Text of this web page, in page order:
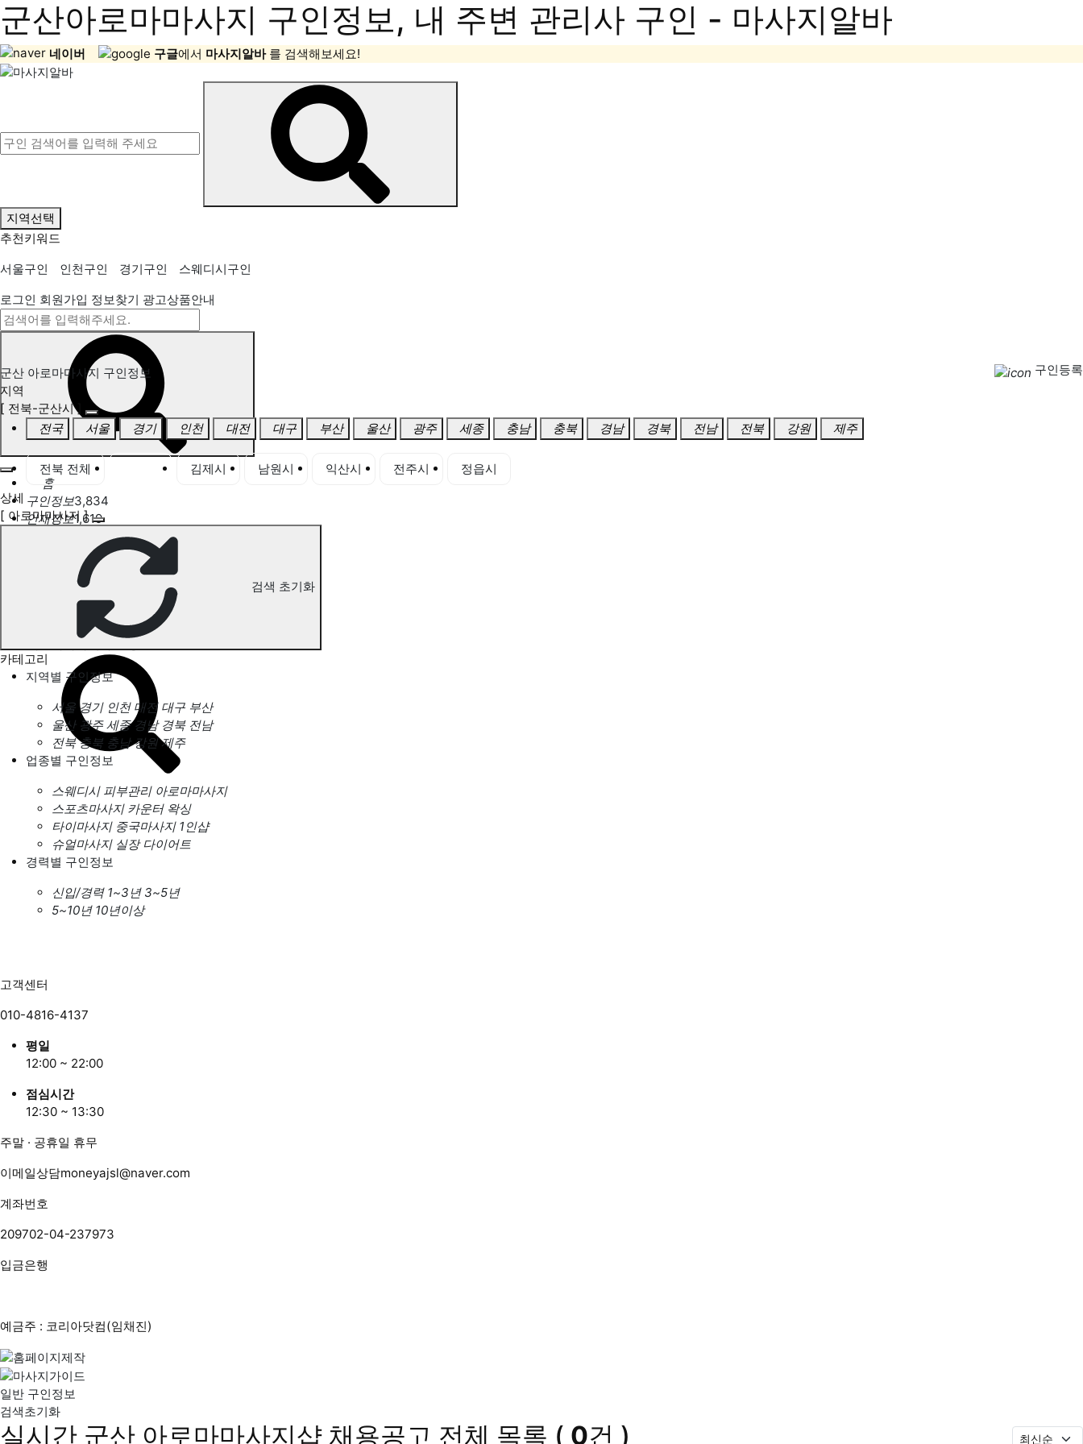
군산아로마마사지 구인정보, 내 주변 관리사 구인 - 마사지알바
네이버 구글에서 마사지알바 를 검색해보세요!
지역선택
추천키워드
서울구인
인천구인 경기구인
스웨디시구인
로그인 회원가입 정보찾기 광고상품안내
홈
구인정보3,834
인재정보1,619
고객센터
전국업체정보 마사지가이드
업체 서비스 관리
개인 서비스 관리
군산 아로마마사지 구인정보
구인등록
지역
[ 전북-군산시 ]
전국
서울 경기 인천 대전 대구 부산 울산 광주 세종 충남 충북 경남 경북 전남 전북 강원 제주
전북 전체 김제시 남원시 익산시 전주시
정읍시
상세
[ 아로마마사지 ]
검색 초기화
카테고리
지역별 구인정보
서울 경기 인천 대전 대구 부산
울산 광주 세종 경남 경북 전남
전북 충북 충남 강원 제주
업종별 구인정보
스웨디시 피부관리 아로마마사지
스포츠마사지 카운터 왁싱
타이마사지 중국마사지 1인샵
슈얼마사지 실장 다이어트
경력별 구인정보
신입/경력 1~3년 3~5년
5~10년 10년이상
고객센터
010-4816-4137
평일
12:00 ~ 22:00
점심시간
12:30 ~ 13:30
주말 · 공휴일 휴무
이메일상담moneyajsl@naver.com
계좌번호
209702-04-237973
입금은행
예금주 : 코리아닷컴(임채진)
일반 구인정보
검색초기화
실시간 군산 아로마마사지샵 채용공고 전체 목록 ( 0건 )